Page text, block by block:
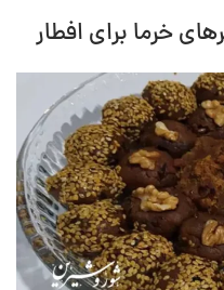
خرما برای افطار